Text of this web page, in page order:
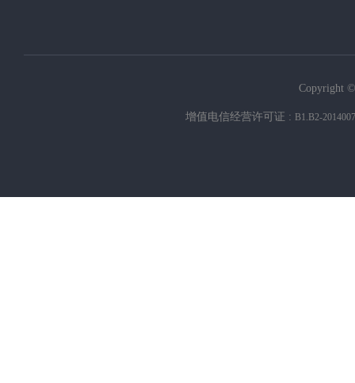
Copyright
增值电信经营许可证 : B1.B2-